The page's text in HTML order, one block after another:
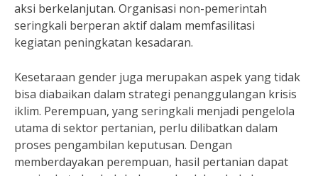
aksi berkelanjutan. Organisasi non-pemerintah
seringkali berperan aktif dalam memfasilitasi
kegiatan peningkatan kesadaran.
Kesetaraan gender juga merupakan aspek yang tidak
bisa diabaikan dalam strategi penanggulangan krisis
iklim. Perempuan, yang seringkali menjadi pengelola
utama di sektor pertanian, perlu dilibatkan dalam
proses pengambilan keputusan. Dengan
memberdayakan perempuan, hasil pertanian dapat